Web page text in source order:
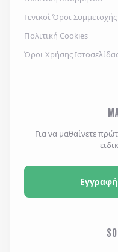
Γενικοί Όροι Συμμετοχής
Πολιτική Cookies
Όροι Χρήσης
Για να μαθαίνετε